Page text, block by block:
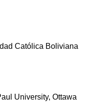
Católica Boliviana
University, Ottawa